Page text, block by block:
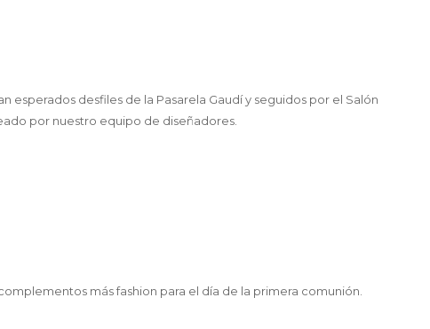
esperados desfiles de la Pasarela Gaudí y seguidos por el Salón
por nuestro equipo de diseñadores.
más fashion para el día de la primera comunión.